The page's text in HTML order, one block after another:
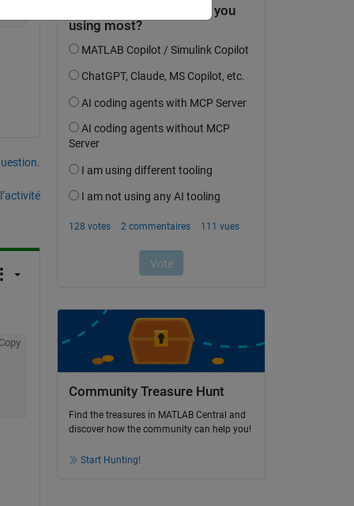
Community Treasure Hunt
Find the treasures in MATLAB Central and
discover how the community can help you!
Start Hunting!